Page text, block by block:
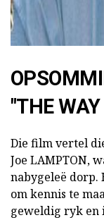
"THE
Die film vertel
Joe LAMPTON,
nabygeleë dorp.
om kennis te
geweldig ryk en